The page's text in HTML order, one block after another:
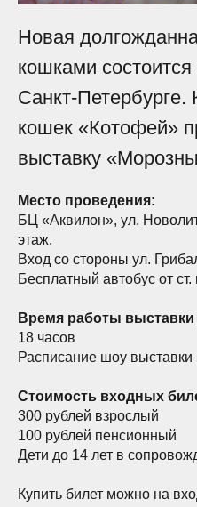
Новая
кошками
Санкт-
кошек «Котофей»
выставку
Место проведения:
БЦ «Аквилон», ул.
этаж.
Вход со стороны ул.
Бесплатный автобус от
Время работы выставки
18 часов
Расписание шоу выставки
Стоимость входных
300 рублей взрослый
100 рублей пенсионный
Дети до 14 лет в
Купить билет можно на